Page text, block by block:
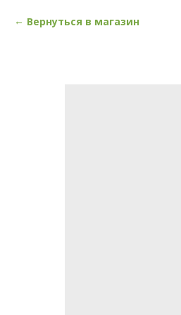
Вернуться в магазин